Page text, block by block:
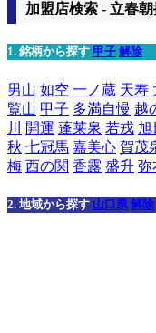
加盟店検索 - 立春朝
1. 銘柄から探す 甲子 解除
男山 如空 一ノ蔵 天寿
覧山 甲子 多満自慢 越
川
開運 蓬莱泉 若戎 旭
秋 七冠馬 嘉美心 賀茂
梅 西の関 香露 盛升 弥
2. 地域から探す 山口県 解除